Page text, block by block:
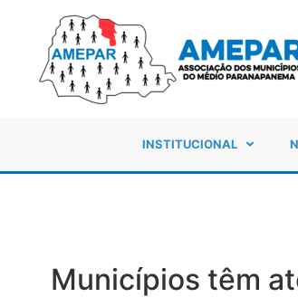
INSTITUCIONAL
Municípios têm